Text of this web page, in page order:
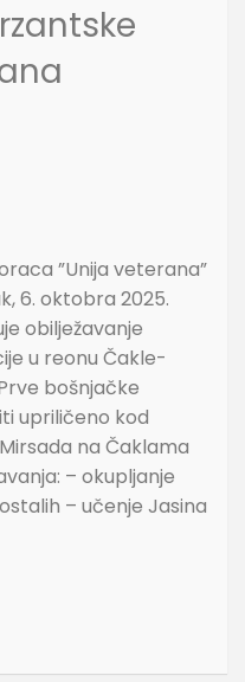
”Unija veterana”
6. oktobra 2025.
obilježavanje
u reonu Čakle-
bošnjačke
upriličeno kod
na Čaklama
– okupljanje
– učenje Jasina